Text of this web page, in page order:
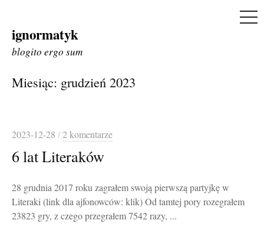
Skip
to
ignormatyk
blogito ergo sum
Miesiąc: grudzień 2023
2023-12-28 /2 komentarze
6 lat Literaków
28 grudnia 2017 roku zagrałem swoją pierwszą partyjkę w
Literaki (link dla ajfonowców: klik) Od tamtej pory rozegrałem
23823 gry, z czego przegrałem 7542 razy, ...